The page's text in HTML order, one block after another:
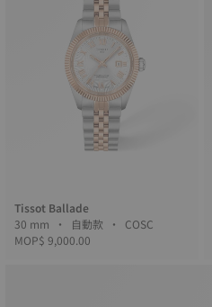
Tissot Ballade
30 mm • 自動款 • COSC
MOP$ 9,000.00